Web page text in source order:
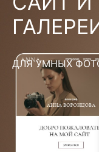
ДЛЯ УМНЫХ